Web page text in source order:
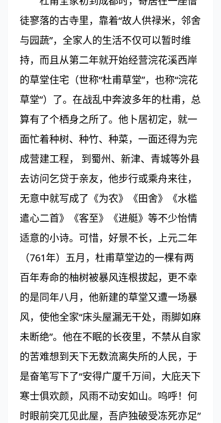
徒寥落的古寺里，靠着“故人供禄米，邻舍
与园蔬”，全家人的生活不仅可以暂时维
持，而且从第二年就开始经营浣花溪西岸
的草堂住宅（世称“杜甫草堂”，也称“浣花
草堂”）了。在战乱中奔波多年的杜甫，总
算有了个栖身之所了。他卜居初定，就一
面忙着种树、种竹、种菜，一面还得为完
成营建工程， 到蜀州、新津、青城等外县
去访问乞贷于亲友，他步行或乘舟来往，
无意中就写成了《为农》《田舍》《水槛
遣心二首》《客至》《进艇》等不少怡情
适意的小诗。可惜，好景不长，上元二年
（761年）五月，杜甫草堂边的一棵有两
百年寿命的柚树被暴风连根拔起，更不幸
的是同年八月，他新建的草堂又遭一场暴
风，使他全家“床头屋漏无干处，雨脚如麻
未断绝”。他在不眠的长夜里，不禁从自家
的苦难想到天下无数流离失所的人民，于
是奋笔写下了“安得广厦千万间，大庇天下
寒士俱欢颜，风雨不动安如山。呜呼！何
时眼前突兀见此屋，吾庐独破受冻死亦足”